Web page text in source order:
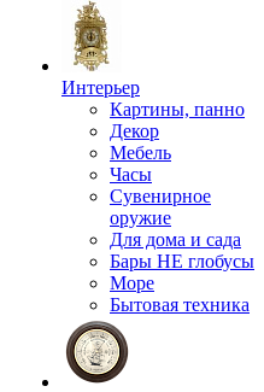
Интерьер
Картины, панно
Декор
Мебель
Часы
Сувенирное
оружие
Для дома и сада
Бары НЕ глобусы
Море
Бытовая техника